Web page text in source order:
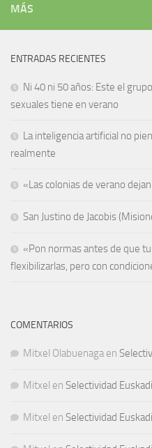
MÁS
ENTRADAS RECIENTES
Ni 40 ni 50 años: Este el
sexuales tiene en verano
La inteligencia artificial no
realmente
«Las colonias de verano
San Justino de Jacobis
«Pon normas antes de que
flexibilizarlas, pero con
COMENTARIOS
Mitxel Olabuenaga en
Mitxel en Selectividad
Mitxel en Selectividad